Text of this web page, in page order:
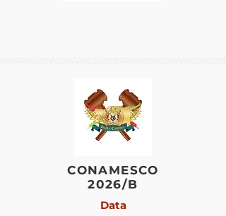
CONAMESCO
2026/B
Data